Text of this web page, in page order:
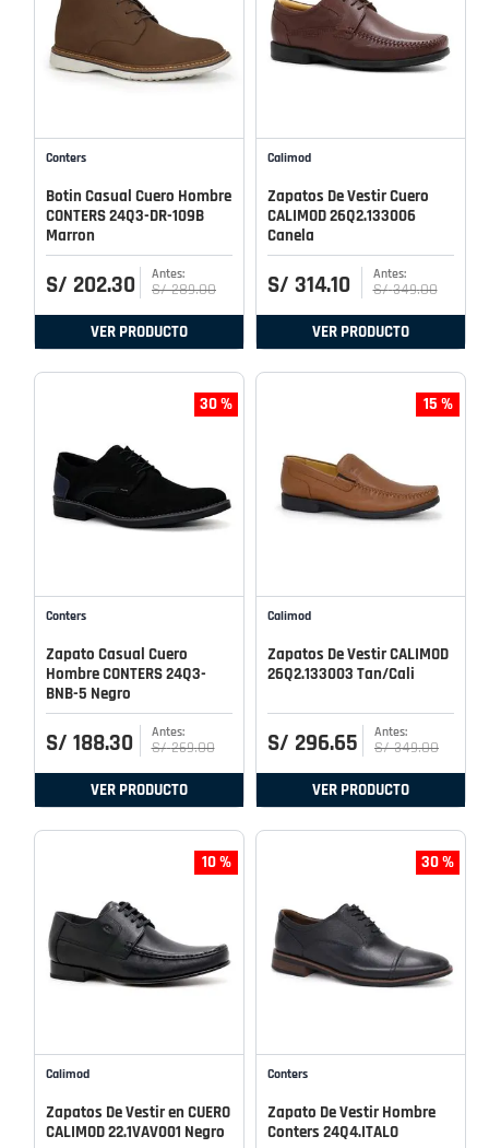
Conters
Botin Casual Cuero Hombre
CONTERS 24Q3-DR-109B
Marron
S/ 202.30 S/ 289.00
VER PRODUCTO
Calimod
Zapatos De Vestir Cuero
CALIMOD 26Q2.133006
Canela
S/ 314.10 S/ 349.00
VER PRODUCTO
30 %
Conters
Zapato Casual Cuero
Hombre CONTERS 24Q3-
BNB-5 Negro
S/ 188.30 S/ 269.00
VER PRODUCTO
15 %
Calimod
Zapatos De Vestir CALIMOD
26Q2.133003 Tan/Cali
S/ 296.65 S/ 349.00
VER PRODUCTO
10 %
Calimod
Zapatos De Vestir en CUERO
CALIMOD 22.1VAV001 Negro
30 %
Conters
Zapato De Vestir Hombre
Conters 24Q4.ITALO